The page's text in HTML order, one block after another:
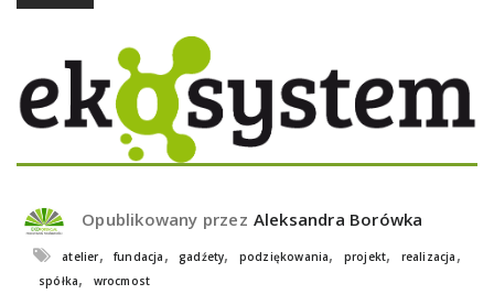
Opublikowany przez Aleksandra Borówka
atelier, fundacja , gadźety, podziękowania, projekt, realizacja ,
spółka, wrocmost